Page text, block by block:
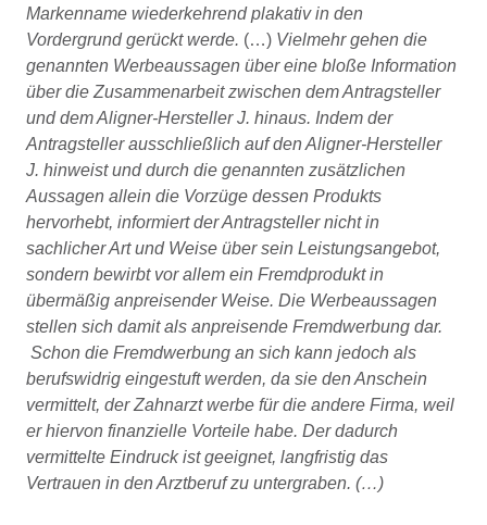
Markenname wiederkehrend plakativ in den
Vordergrund gerückt werde. (…) Vielmehr gehen die
genannten Werbeaussagen über eine bloße Information
über die Zusammenarbeit zwischen dem Antragsteller
und dem Aligner-Hersteller J. hinaus. Indem der
Antragsteller ausschließlich auf den Aligner-Hersteller
J. hinweist und durch die genannten zusätzlichen
Aussagen allein die Vorzüge dessen Produkts
hervorhebt, informiert der Antragsteller nicht in
sachlicher Art und Weise über sein Leistungsangebot,
sondern bewirbt vor allem ein Fremdprodukt in
übermäßig anpreisender Weise. Die Werbeaussagen
stellen sich damit als anpreisende Fremdwerbung dar.
Schon die Fremdwerbung an sich kann jedoch als
berufswidrig eingestuft werden, da sie den Anschein
vermittelt, der Zahnarzt werbe für die andere Firma, weil
er hiervon finanzielle Vorteile habe. Der dadurch
vermittelte Eindruck ist geeignet, langfristig das
Vertrauen in den Arztberuf zu untergraben. (…)